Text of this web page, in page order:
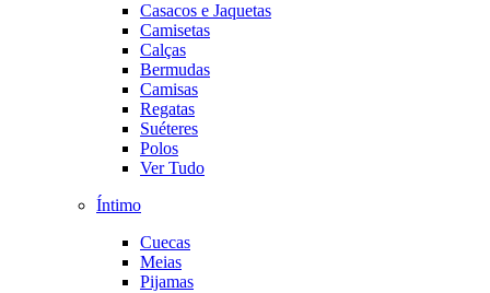
Casacos e Jaquetas
Camisetas
Calças
Bermudas
Camisas
Regatas
Suéteres
Polos
Ver Tudo
Íntimo
Cuecas
Meias
Pijamas